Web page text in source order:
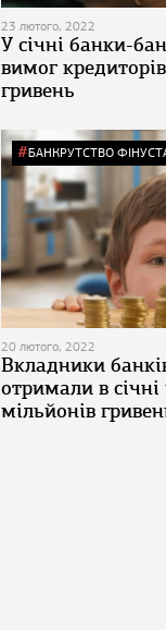
23 лютого, 2022
У січні банки-
вимог
гривень
БАНКРУТСТВО
20 лютого, 2022
Вкладники
отримали в
мільйонів